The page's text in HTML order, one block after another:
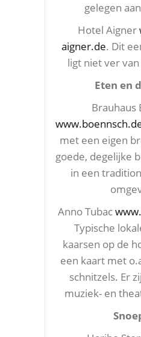
gelegen
Hotel Aigner
aigner.de. Dit
ligt niet ver
Eten en
Brauhaus
met een eigen
goede, degelijke
in een
Anno Tubac
Typische
kaarsen op de
een kaart met
schnitzels. Er
muziek- en